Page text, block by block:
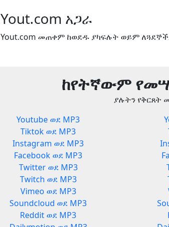
Yout.com አጋራ
Yout.com መጠቀም ከወደዱ ያካፍሉት ወይም
ከየትኛውም
ያሉትን የቅርጸት
Youtube ወደ MP3
Tiktok ወደ MP3
Instagram ወደ MP3
Facebook ወደ MP3
Twitter ወደ MP3
Twitch ወደ MP3
Vimeo ወደ MP3
Soundcloud ወደ MP3
Reddit ወደ MP3